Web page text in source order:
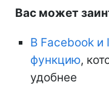
Вас может
В Facebook и
функцию,
удобнее